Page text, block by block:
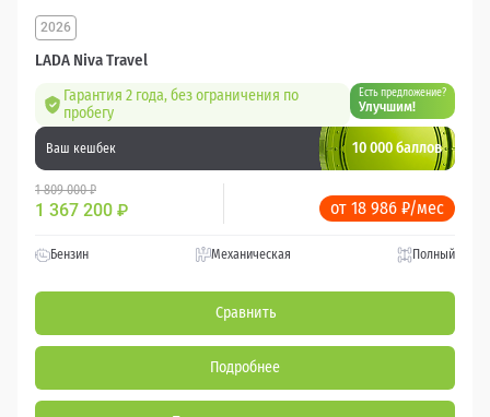
LADA Niva Travel
2026
Гарантия 2 года, без ограничения по
пробегу
Есть предложение?
Улучшим!
Ваш кешбек 10 000 баллов
1 809 000 ₽
1 367 200 ₽ от 18 986 ₽/мес
Бензин Механическая Полный
Сравнить
Подробнее